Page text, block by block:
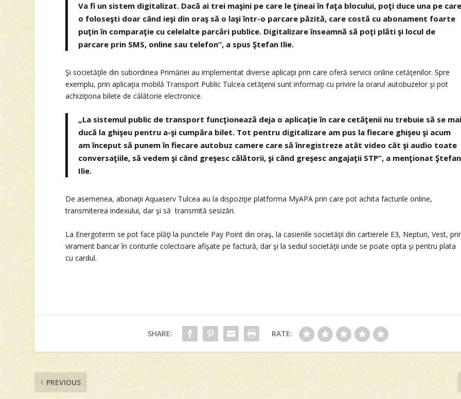
Va fi un sistem digitalizat. Dacă ai trei maşini pe care le ţineai în faţa blocului, poţi duce una pe
o foloseşti doar când ieşi din oraş să o laşi într-o parcare păzită, care costă cu abonament foarte
puţin în comparaţie cu celelalte parcări publice. Digitalizare înseamnă să poţi plăti şi locul de
parcare prin SMS, online sau telefon”, a spus Ştefan Ilie.
Şi societăţile din subordinea Primăriei au implementat diverse aplicaţii prin care oferă servicii online cetăţenilor. Spre
exemplu, prin aplicaţia mobilă Transport Public Tulcea cetăţenii sunt informaţi cu privire la orarul autobuzelor şi pot
achiziţiona bilete de călătorie electronice.
„La sistemul public de transport funcţionează deja o aplicaţie în care cetăţenii nu trebuie să se
ducă la ghişeu pentru a-şi cumpăra bilet. Tot pentru digitalizare am pus la fiecare ghişeu şi acum
am început să punem în fiecare autobuz camere care să înregistreze atât video cât şi audio toate
conversaţiile, să vedem şi când greşesc călătorii, şi când greşesc angajaţii STP”, a menţionat Ştefan
Ilie.
De asemenea, abonaţii Aquaserv Tulcea au la dispoziţie platforma MyAPA prin care pot achita facturile online,
transmiterea indexului, dar şi să transmită sesizări.
La Energoterm se pot face plăţi la punctele Pay Point din oraş, la casieriile societăţii din cartierele E3, Neptun, Vest,
virament bancar în conturile colectoare afişate pe factură, dar şi la sediul societăţii unde se poate opta şi pentru plata
cu cardul.
SHARE: RATE:
PREVIOUS